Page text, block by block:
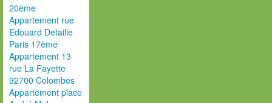
20ème
Appartement rue
Edouard Detaille
Paris 17ème
Appartement 13
rue La Fayette
92700 Colombes
Appartement place